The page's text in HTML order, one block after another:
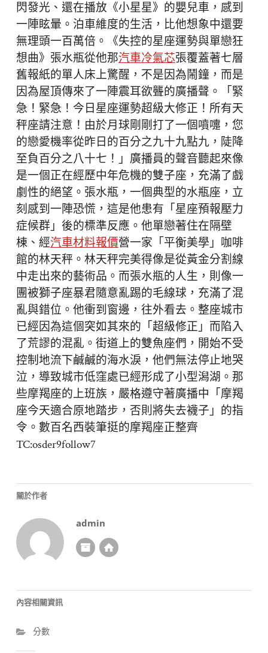
閃發光、還在播放《小星星》的嬰兒車，感到
一陣眩暈。泊車維度的生活，比他想象中還要
無理頭一百萬倍。《失控的星座運勢與單戀狂
想曲》張水瓶從他那汽車冷氣芯張覆蓋著七層
舊報紙的單人床上驚醒，不是因為鬧鐘，而是
因為屋頂傳來了一陣震耳欲聾的廣播聲。「緊
急！緊急！今日星座運勢超級大修正！所有天
秤座請注意！由於月球剛剛打了一個噴嚏，您
的戀愛機率從昨日的百分之九十九點九，陡降
至負百分之八十七！」廣播員的聲音聽起來像
是一個正在經歷中年危機的雙子座，充滿了戲
劇性的絕望。張水瓶，一個典型的水瓶座，立
刻感到一陣恐慌，這是他患有「星座預報壓力
症候群」後的標準反應。他單戀著住在隔壁
棟、經汽車材料報價營一家「平衡美學」咖啡
館的林天秤。林天秤完美得像是從黃金分割線
中走出來的藝術品。而張水瓶的人生，則像一
團被獅子座暴君隨意亂踢的毛線球，充滿了混
亂與錯位。他衝到窗邊，往外看去。整座城市
已經因為這個突如其來的「超級修正」而陷入
了荒謬的混亂。街道上的雙魚座們，開始不受
控制地流下鹹鹹的海水淚，他們無法停止地哭
泣，導致城市低窪處已經形成了小型潟湖。那
些摩羯座的上班族，嚴格遵守著廣播中「摩羯
座今天適合原地踏步，否則將失去襪子」的指
令。數百名西裝筆挺的摩羯座正整齊
TC:osder9follow7
關於作者
admin
內容相關資訊
分數